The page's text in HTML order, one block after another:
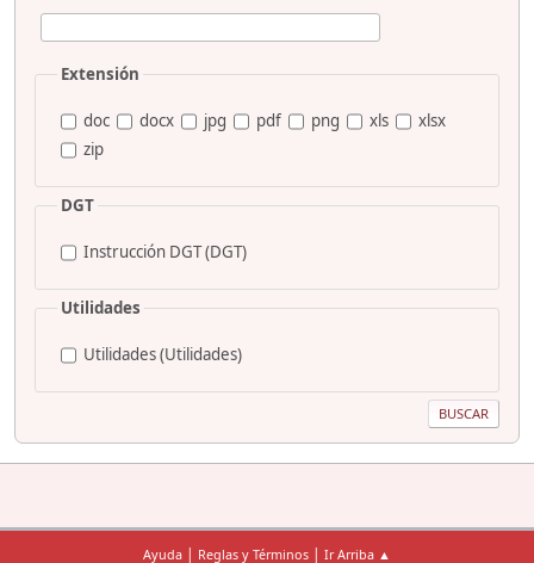
Extensión
doc docx jpg pdf png xls
xlsx
zip
DGT
Instrucción DGT (DGT)
Utilidades
Utilidades (Utilidades)
Ayuda | Reglas y Términos | Ir Arriba ▲